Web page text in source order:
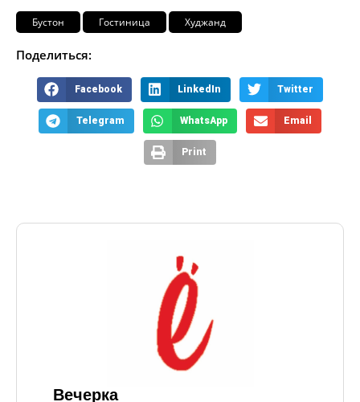
Бустон Гостиница Худжанд
Поделиться:
Facebook LinkedIn Twitter
Telegram WhatsApp Email
Print
Вечерка